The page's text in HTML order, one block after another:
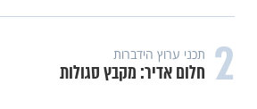
2 תכני ערוץ הידברות
חלום אדיר: מקבץ סגולות